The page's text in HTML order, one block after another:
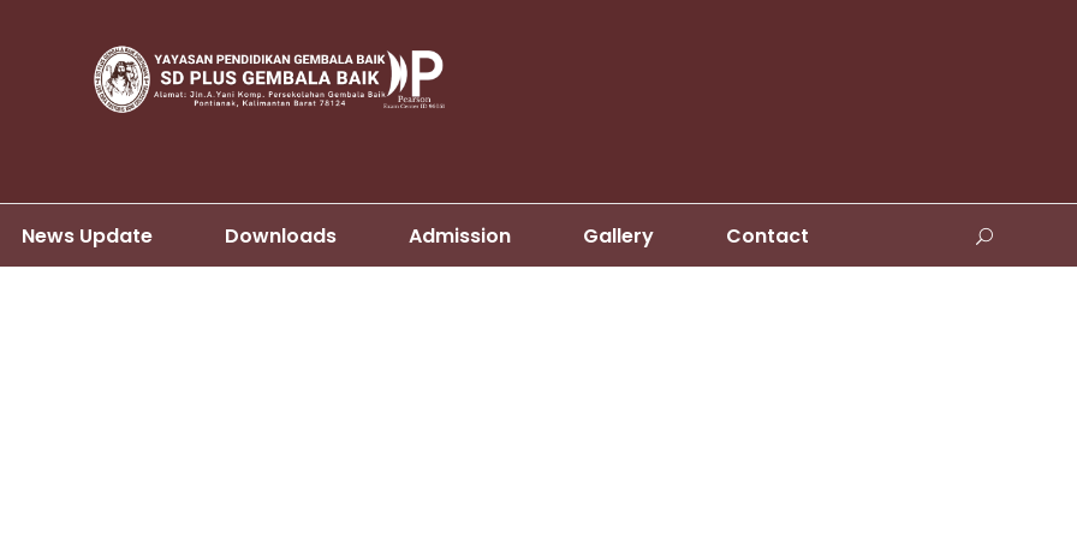
News Update Downloads Admission Gallery Contact